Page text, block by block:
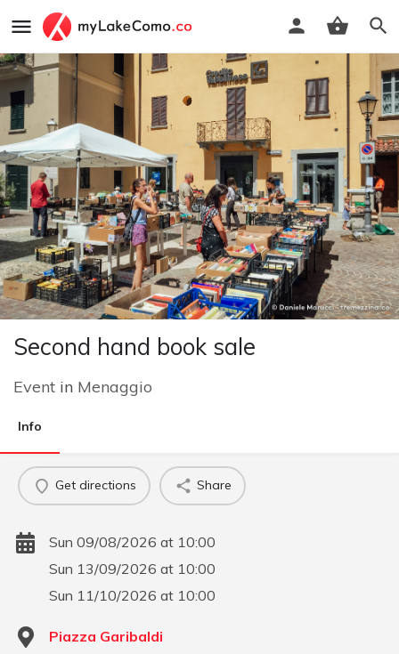
Second hand book sale
Event in Menaggio
Info
Get directions Share
Sun 09/08/2026 at 10:00
Sun 13/09/2026 at 10:00
Sun 11/10/2026 at 10:00
Piazza Garibaldi